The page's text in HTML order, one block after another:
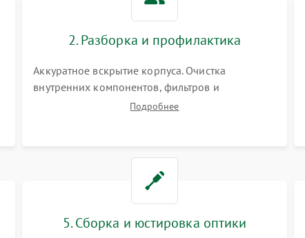
Проблемы с масштабированием
80 мин
2. Разборка и профилактика
Аккуратное вскрытие корпуса. Очистка
внутренних компонентов, фильтров и
вентиляторов от накопившейся пыли.
Подробнее
5. Сборка и юстировка оптики